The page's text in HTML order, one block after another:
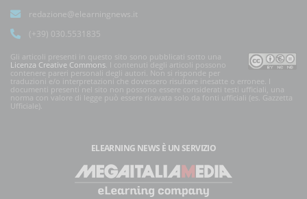
redazione@elearningnews.it
(+39) 030.5531835
Gli articoli presenti in questo sito sono pubblicati sotto una
Licenza Creative Commons. I contenuti degli articoli possono
contenere pareri personali degli autori. Non si risponde per
traduzioni e/o interpretazioni che dovessero risultare inesatte o erronee. I
documenti presenti nel sito non possono essere considerati testi ufficiali, una
norma con valore di legge può essere ricavata solo da fonti ufficiali (es. Gazzetta
Ufficiale).
ELEARNING NEWS È UN SERVIZIO